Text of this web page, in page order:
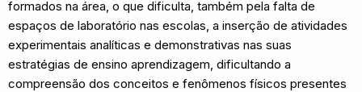
formados na área, o que dificulta, também pela falta de
espaços de laboratório nas escolas, a inserção de atividades
experimentais analíticas e demonstrativas nas suas
estratégias de ensino aprendizagem, dificultando a
compreensão dos conceitos e fenômenos físicos presentes